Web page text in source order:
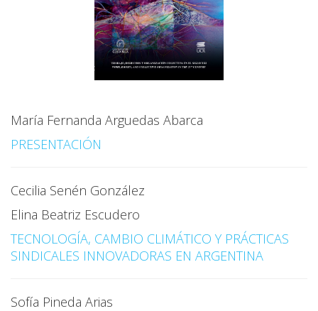
María Fernanda Arguedas Abarca
PRESENTACIÓN
Cecilia Senén González
Elina Beatriz Escudero
TECNOLOGÍA, CAMBIO CLIMÁTICO Y PRÁCTICAS
SINDICALES INNOVADORAS EN ARGENTINA
Sofía Pineda Arias